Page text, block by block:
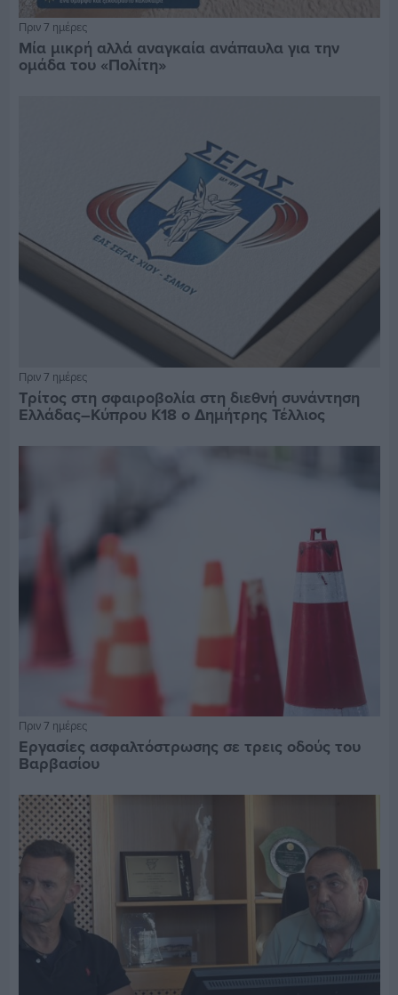
Πριν 7 ημέρες
Μία μικρή αλλά αναγκαία ανάπαυλα για την
ομάδα του «Πολίτη»
Πριν 7 ημέρες
Τρίτος στη σφαιροβολία στη διεθνή συνάντηση
Ελλάδας–Κύπρου Κ18 ο Δημήτρης Τέλλιος
Πριν 7 ημέρες
Εργασίες ασφαλτόστρωσης σε τρεις οδούς του
Βαρβασίου